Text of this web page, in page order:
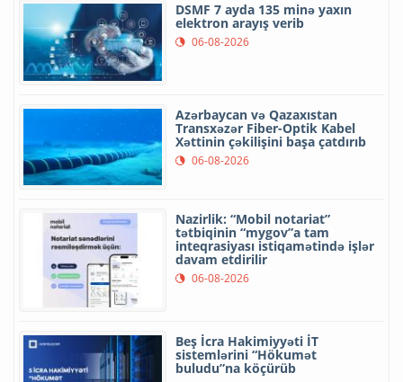
DSMF 7 ayda 135 minə yaxın
elektron arayış verib
06-08-2026
Azərbaycan və Qazaxıstan
Transxəzər Fiber-Optik Kabel
Xəttinin çəkilişini başa çatdırıb
06-08-2026
Nazirlik: “Mobil notariat”
tətbiqinin “mygov”a tam
inteqrasiyası istiqamətində işlər
davam etdirilir
06-08-2026
Beş İcra Hakimiyyəti İT
sistemlərini “Hökumət
buludu”na köçürüb